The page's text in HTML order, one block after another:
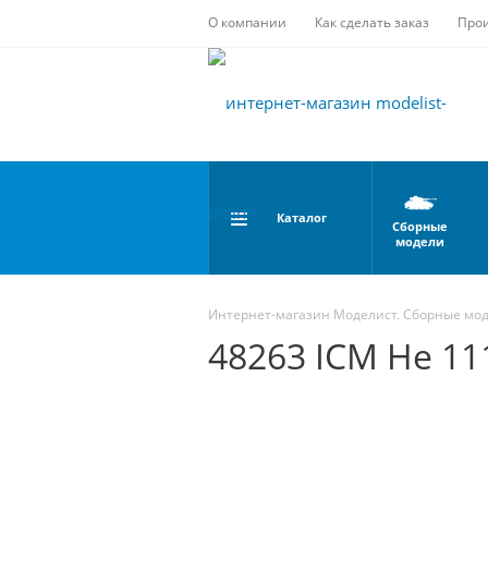
О компании Как сделать заказ
Каталог
Сборные
модели
Интернет-магазин Моделист. Сборные
48263 ICM He